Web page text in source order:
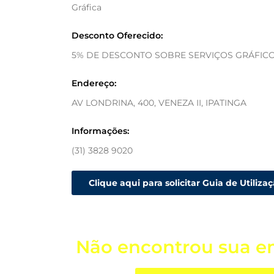
Gráfica
Desconto Oferecido:
5% DE DESCONTO SOBRE SERVIÇOS
Endereço:
AV LONDRINA, 400, VENEZA II, IPATINGA
Informações:
(31) 3828 9020
Clique aqui para solicitar Guia de
Não encontrou sua